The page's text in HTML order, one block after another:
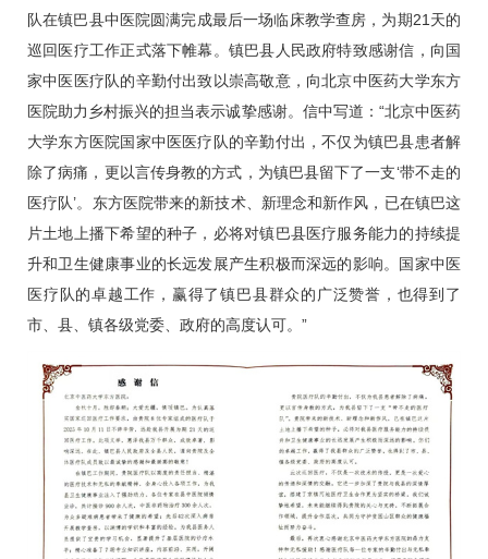
队在镇巴县中医院圆满完成最后一场临床教学查房，为期21天的
巡回医疗工作正式落下帷幕。镇巴县人民政府特致感谢信，向国
家中医医疗队的辛勤付出致以崇高敬意，向北京中医药大学东方
医院助力乡村振兴的担当表示诚挚感谢。信中写道：“北京中医药
大学东方医院国家中医医疗队的辛勤付出，不仅为镇巴县患者解
除了病痛，更以言传身教的方式，为镇巴县留下了一支‘带不走的
医疗队’。东方医院带来的新技术、新理念和新作风，已在镇巴这
片土地上播下希望的种子，必将对镇巴县医疗服务能力的持续提
升和卫生健康事业的长远发展产生积极而深远的影响。国家中医
医疗队的卓越工作，赢得了镇巴县群众的广泛赞誉，也得到了
市、县、镇各级党委、政府的高度认可。”